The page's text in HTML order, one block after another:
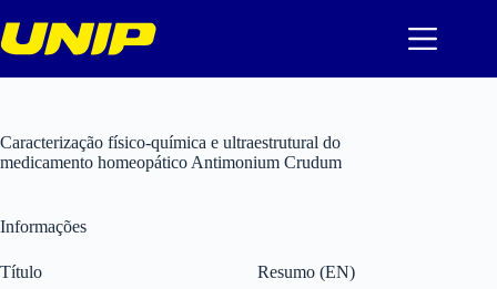
para
o
Caracterização físico-química e ultraestrutural do
medicamento homeopático Antimonium Crudum
Informações
Título Resumo (EN)